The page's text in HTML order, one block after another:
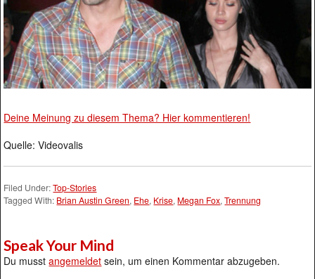
Deine Meinung zu diesem Thema? Hier kommentieren!
Quelle: Videovalis
Filed Under:Top-Stories
Tagged With: Brian Austin Green, Ehe, Krise, Megan Fox,Trennung
Speak Your Mind
Du musstangemeldet sein, um einen Kommentar abzugeben.